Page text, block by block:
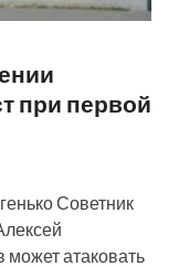
при первой
Советник
может атаковать